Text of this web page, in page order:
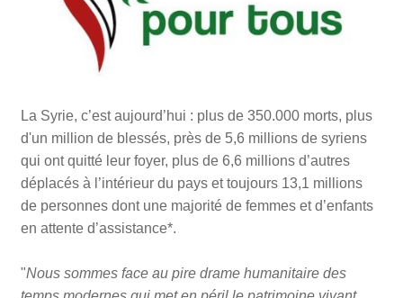
La Syrie, c’est aujourd’hui : plus de 350.000 morts, plus
d'un million de blessés, près de 5,6 millions de syriens
qui ont quitté leur foyer, plus de 6,6 millions d’autres
déplacés à l’intérieur du pays et toujours 13,1 millions
de personnes dont une majorité de femmes et d’enfants
en attente d’assistance*.
"Nous sommes face au pire drame humanitaire des